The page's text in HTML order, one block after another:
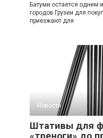
Батуми остается одним
городов Грузии для
приезжают для
Новости
Штативы для
«треноги» до